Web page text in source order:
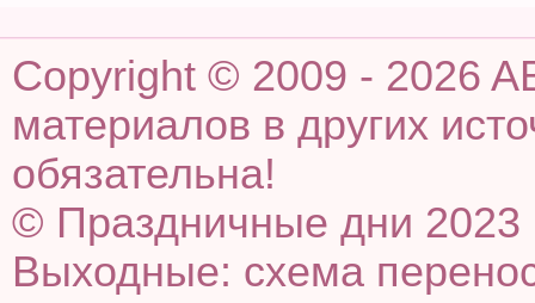
Copyright © 2009 - 2026
материалов в других
обязательна!
© Праздничные дни 2023
Выходные: схема